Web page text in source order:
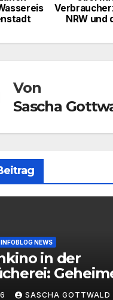
NRW und
Von
Sascha
INFOBLOG NEWS
in der
freiem Eintritt
SASCHA GOTTWALD